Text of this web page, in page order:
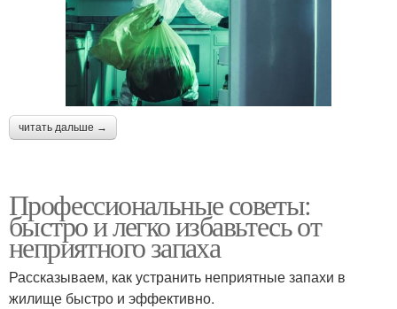
читать дальше →
Профессиональные советы:
быстро и легко избавьтесь от
неприятного запаха
Рассказываем, как устранить неприятные запахи в
жилище быстро и эффективно.